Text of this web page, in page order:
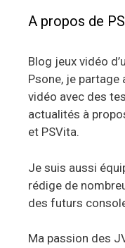
A propos de
Blog jeux vidéo
Psone, je partage
vidéo avec des
actualités à
et PSVita.
Je suis aussi
rédige de
des futurs
Ma passion des